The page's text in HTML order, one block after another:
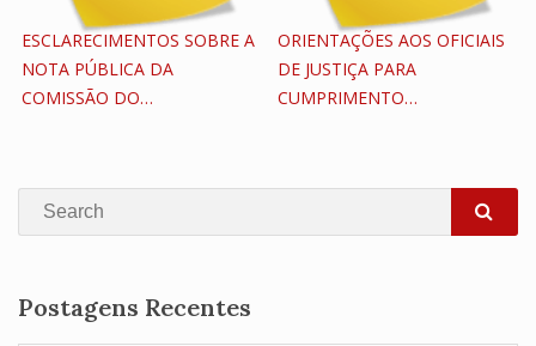
ESCLARECIMENTOS SOBRE A
NOTA PÚBLICA DA
COMISSÃO DO…
ORIENTAÇÕES AOS OFICIAIS
DE JUSTIÇA PARA
CUMPRIMENTO…
Search
Postagens Recentes